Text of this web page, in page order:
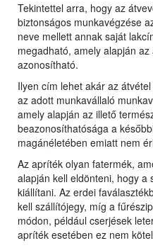
Tekintettel arra, hogy az
biztonságos munkavégzése
neve mellett annak saját
megadható, amely alapján
azonosítható.
Ilyen cím lehet akár az
az adott munkavállaló
amely alapján az illető
beazonosíthatósága a
magánéletében emiatt nem
Az apríték olyan fatermék,
alapján kell eldönteni, hogy a
kiállítani. Az erdei
kell szállítójegy, míg a
módon, például cserjések
apríték esetében ez nem